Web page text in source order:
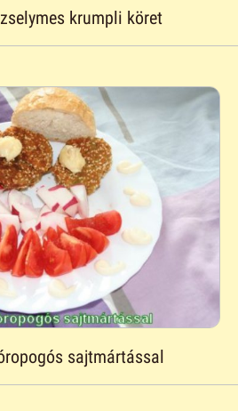
krumpli köret
sajtmártással